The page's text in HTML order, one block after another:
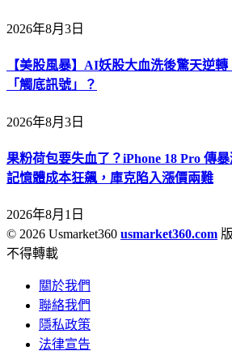
2026年8月3日
【美股風暴】AI妖股大血洗後驚天逆
「觸底訊號」？
2026年8月3日
果粉荷包要失血了？iPhone 18 Pro 傳
記憶體成本狂飆，庫克陷入漲價兩難
2026年8月1日
© 2026 Usmarket360 usmarket360.com
不得轉載
關於我們
聯絡我們
隱私政策
法律宣告